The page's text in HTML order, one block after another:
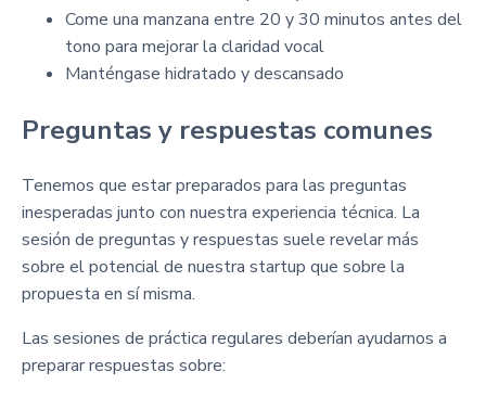
Come una manzana entre 20 y 30 minutos antes del
tono para mejorar la claridad vocal
Manténgase hidratado y descansado
Preguntas y respuestas comunes
Tenemos que estar preparados para las preguntas
inesperadas junto con nuestra experiencia técnica. La
sesión de preguntas y respuestas suele revelar más
sobre el potencial de nuestra startup que sobre la
propuesta en sí misma.
Las sesiones de práctica regulares deberían ayudarnos a
preparar respuestas sobre: